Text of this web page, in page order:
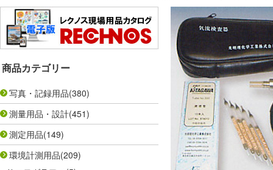
商品カテゴリー
写真・記録用品(380)
測量用品・設計(451)
測定用品(149)
環境計測用品(209)